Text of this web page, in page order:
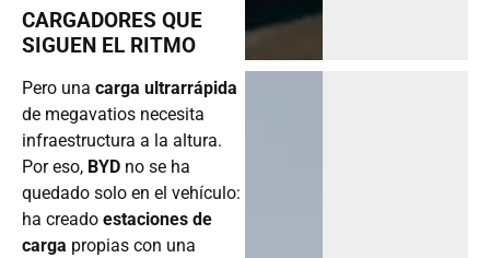
CARGADORES QUE
SIGUEN EL RITMO
Pero una carga ultrarrápida
de megavatios necesita
infraestructura a la altura.
Por eso, BYD no se ha
quedado solo en el vehículo:
ha creado estaciones de
carga propias con una